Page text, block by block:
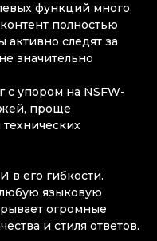
функций много,
полностью
активно следят за
значительно
с упором на NSFW-
проще
в его гибкости.
языковую
огромные
и стиля ответов.